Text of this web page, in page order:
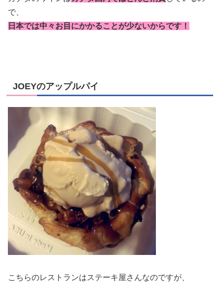
で、
日本では中々お目にかかることが少ないからです！
JOEYのアップルパイ
こちらのレストランはステーキ屋さんなのですが、